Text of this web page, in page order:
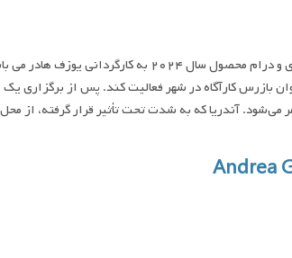
آندریا طلاق می‌گیرد، نام فیلمی کمدی و درام محصول سال
بازرس کارآگاه در شهر فعالیت کند. پس از برگزاری
می‌شود. آندریا که به شدت تحت تأثیر قرار گرفته، از